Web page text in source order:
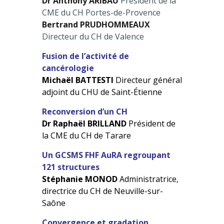
CME du CH Portes-de-Provence
Bertrand PRUDHOMMEAUX
Directeur du CH de Valence
Fusion de l’activité de
cancérologie
Michaël BATTESTI Directeur général
adjoint du CHU de Saint-Étienne
Reconversion d’un CH
Dr Raphaël BRILLAND Président de
la CME du CH de Tarare
Un GCSMS FHF AuRA regroupant
121 structures
Stéphanie MONODAdministratrice,
directrice du CH de Neuville-sur-
Saône